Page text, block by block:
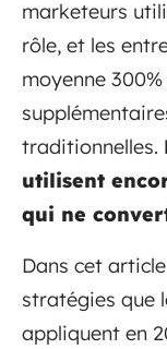
marketeurs
rôle, et les
moyenne
traditionnelles.
utilisent
qui ne
Dans cet
stratégies que
appliquent en